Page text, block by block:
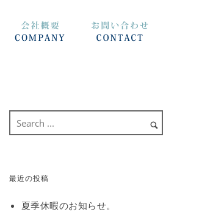
最近の投稿
夏季休暇のお知らせ。